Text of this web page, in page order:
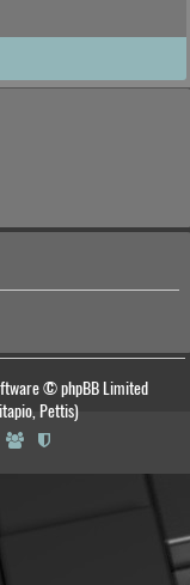
© phpBB Limited
Pettis)